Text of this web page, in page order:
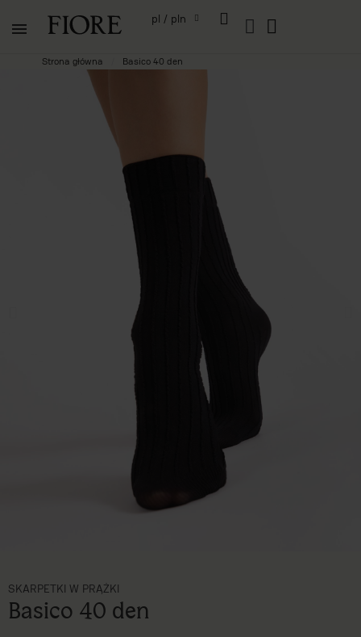
pl / pln
Strona główna Basico 40 den
Basico 40 den
SKARPETKI W PRĄŻKI